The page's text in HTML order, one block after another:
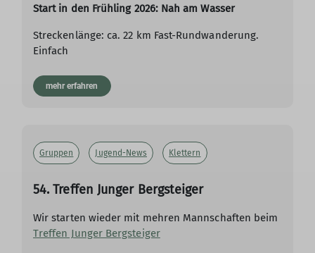
Start in den Frühling 2026: Nah am Wasser
Streckenlänge: ca. 22 km Fast-Rundwanderung.
Einfach
mehr erfahren
Gruppen Jugend-News Klettern
54. Treffen Junger Bergsteiger
Wir starten wieder mit mehren Mannschaften beim
Treffen Junger Bergsteiger